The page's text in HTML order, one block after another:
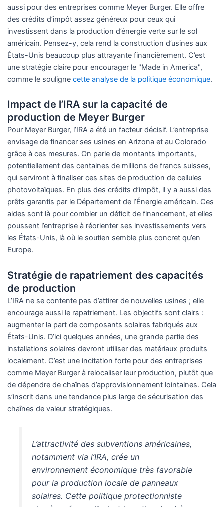
aussi pour des entreprises comme Meyer Burger. Elle offre
des crédits d’impôt assez généreux pour ceux qui
investissent dans la production d’énergie verte sur le sol
américain. Pensez-y, cela rend la construction d’usines aux
États-Unis beaucoup plus attrayante financièrement. C’est
une stratégie claire pour encourager le "Made in America",
comme le souligne cette analyse de la politique économique.
Impact de l’IRA sur la capacité de
production de Meyer Burger
Pour Meyer Burger, l’IRA a été un facteur décisif. L’entreprise
envisage de financer ses usines en Arizona et au Colorado
grâce à ces mesures. On parle de montants importants,
potentiellement des centaines de millions de francs suisses,
qui serviront à finaliser ces sites de production de cellules
photovoltaïques. En plus des crédits d’impôt, il y a aussi des
prêts garantis par le Département de l’Énergie américain. Ces
aides sont là pour combler un déficit de financement, et elles
poussent l’entreprise à réorienter ses investissements vers
les États-Unis, là où le soutien semble plus concret qu’en
Europe.
Stratégie de rapatriement des capacités
de production
L’IRA ne se contente pas d’attirer de nouvelles usines ; elle
encourage aussi le rapatriement. Les objectifs sont clairs :
augmenter la part de composants solaires fabriqués aux
États-Unis. D’ici quelques années, une grande partie des
installations solaires devront utiliser des matériaux produits
localement. C’est une incitation forte pour des entreprises
comme Meyer Burger à relocaliser leur production, plutôt que
de dépendre de chaînes d’approvisionnement lointaines. Cela
s’inscrit dans une tendance plus large de sécurisation des
chaînes de valeur stratégiques.
L’attractivité des subventions américaines,
notamment via l’IRA, crée un
environnement économique très favorable
pour la production locale de panneaux
solaires. Cette politique protectionniste